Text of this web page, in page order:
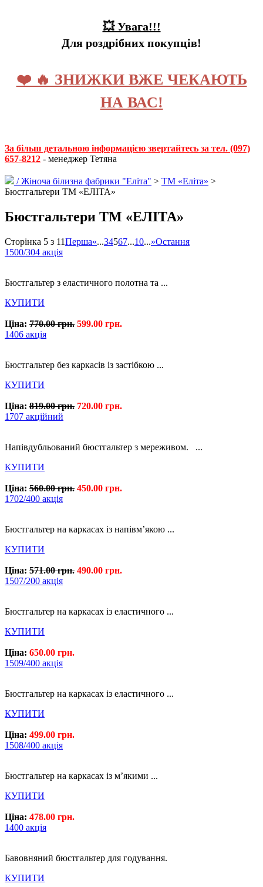
💥 Увага!!!
Для роздрібних покупців!
❤️ 🔥 ЗНИЖКИ ВЖЕ ЧЕКАЮТЬ
НА ВАС!
За більш детальною інформацією звертайтесь за тел. (097)
657-8212 - менеджер Тетяна
/Жіноча білизна фабрики "Еліта" > ТМ «Еліта» >
Бюстгальтери ТМ «ЕЛІТА»
Бюстгальтери ТМ «ЕЛІТА»
Сторінка 5 з 11Перша«...34567...10...»Остання
1500/304 акція
Бюстгальтер з еластичного полотна та ...
КУПИТИ
Ціна: 770.00 грн. 599.00 грн.
1406 акція
Бюстгальтер без каркасів із застібкою ...
КУПИТИ
Ціна: 819.00 грн. 720.00 грн.
1707 акційний
Напівдубльований бюстгальтер з мереживом. ...
КУПИТИ
Ціна: 560.00 грн. 450.00 грн.
1702/400 акція
Бюстгальтер на каркасах із напівм’якою ...
КУПИТИ
Ціна: 571.00 грн. 490.00 грн.
1507/200 акція
Бюстгальтер на каркасах із еластичного ...
КУПИТИ
Ціна: 650.00 грн.
1509/400 акція
Бюстгальтер на каркасах із еластичного ...
КУПИТИ
Ціна: 499.00 грн.
1508/400 акція
Бюстгальтер на каркасах із м’якими ...
КУПИТИ
Ціна: 478.00 грн.
1400 акція
Бавовняний бюстгальтер для годування.
КУПИТИ